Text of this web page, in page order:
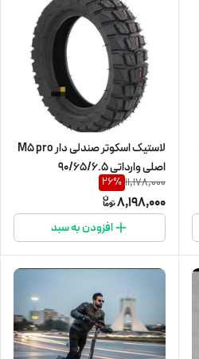
لاستیک اسکوتر صندلی دار M5 pro
اصلی وارداتی 90/65/6.5
11,178,000
26%
8,198,000
افزودن به سبد